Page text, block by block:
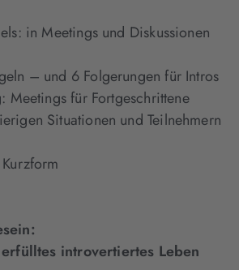
in Meetings und Diskussionen
– und 6 Folgerungen für Intros
Meetings für Fortgeschrittene
Situationen und Teilnehmern
introvertiertes Leben